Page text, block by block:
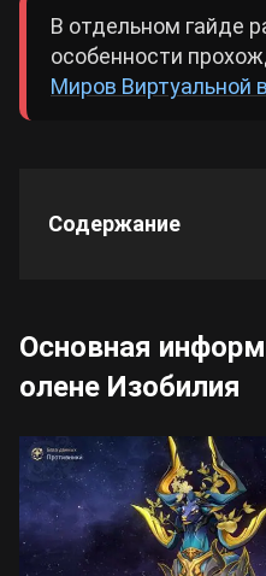
В отдельном гайде
особенности
Миров Виртуальной
Содержание
Основная
олене Изобилия